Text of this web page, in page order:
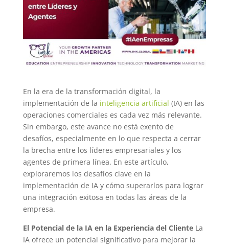
En la era de la transformación digital, la
implementación de la inteligencia artificial (IA) en las
operaciones comerciales es cada vez más relevante.
Sin embargo, este avance no está exento de
desafíos, especialmente en lo que respecta a cerrar
la brecha entre los líderes empresariales y los
agentes de primera línea. En este artículo,
exploraremos los desafíos clave en la
implementación de IA y cómo superarlos para lograr
una integración exitosa en todas las áreas de la
empresa.
El Potencial de la IA en la Experiencia del ClienteLa
IA ofrece un potencial significativo para mejorar la